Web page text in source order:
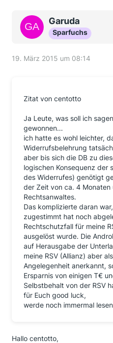
Garuda
Sparfuchs
19. März 2015 um 08:14
Zitat von centotto
Ja Leute, was soll ich
gewonnen...
ich hatte es wohl leichter,
Widerrufsbelehrung
aber bis sich die DB zu
logischen Konsequenz der
des Widerrufes) genötigt
der Zeit von ca. 4
Rechtsanwaltes.
Das komplizierte daran
zugestimmt hat noch
Rechtschutzfall für meine
ausgelöst wurde. Die
auf Herausgabe der
meine RSV (Allianz) aber
Angelegenheit anerkannt,
Ersparnis von einigen T€
Selbstbehalt von der RSV
für Euch good luck,
werde noch immermal
Hallo centotto,